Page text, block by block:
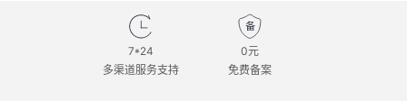
7*24
多渠道服务支持
0元
免费备案